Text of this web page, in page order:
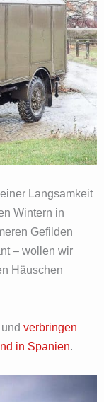
Langsamkeit
Wintern in
Gefilden
– wollen wir
Häuschen
verbringen
in Spanien.